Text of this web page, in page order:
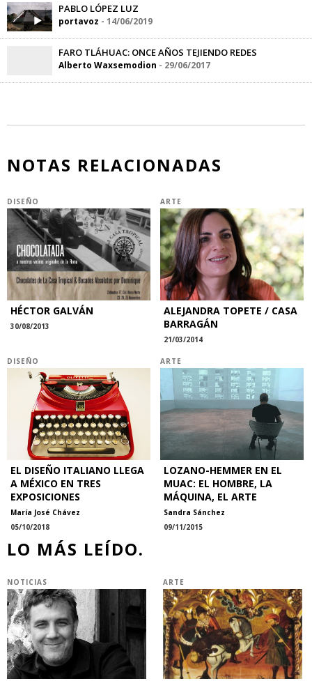
PABLO LÓPEZ LUZ
portavoz - 14/06/2019
FARO TLÁHUAC: ONCE AÑOS TEJIENDO REDES
Alberto Waxsemodion - 29/06/2017
NOTAS RELACIONADAS
DISEÑO
HÉCTOR GALVÁN
30/08/2013
ARTE
ALEJANDRA TOPETE / CASA
BARRAGÁN
21/03/2014
DISEÑO
EL DISEÑO ITALIANO LLEGA
A MÉXICO EN TRES
EXPOSICIONES
María José Chávez
05/10/2018
ARTE
LOZANO-HEMMER EN EL
MUAC: EL HOMBRE, LA
MÁQUINA, EL ARTE
Sandra Sánchez
09/11/2015
LO MÁS LEÍDO.
NOTICIAS ARTE